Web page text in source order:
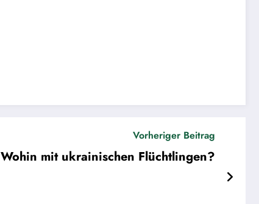
Vorheriger Beitrag
Wohin mit ukrainischen Flüchtlingen?